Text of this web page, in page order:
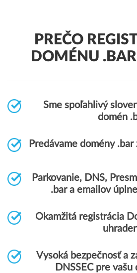
PREČO
DOMÉNU
Sme spoľahlivý
domén
Predávame domény
Parkovanie, DNS,
.bar a emailov
Okamžitá registrácia
Vysoká bezpečnosť a
DNSSEC pre vašu